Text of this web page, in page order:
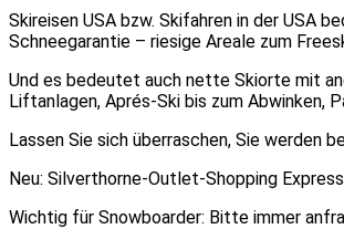
Skireisen USA bzw. Skifahren in der USA
Schneegarantie – riesige Areale zum
Und es bedeutet auch nette Skiorte mit
Liftanlagen, Aprés-Ski bis zum Abwinken,
Lassen Sie sich überraschen, Sie werden
Neu: Silverthorne-Outlet-Shopping
Wichtig für Snowboarder: Bitte immer